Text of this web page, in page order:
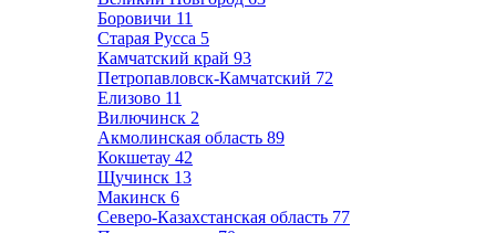
Боровичи 11
Старая Русса 5
Камчатский край 93
Петропавловск-Камчатский 72
Елизово 11
Вилючинск 2
Акмолинская область 89
Кокшетау 42
Щучинск 13
Макинск 6
Северо-Казахстанская область 77